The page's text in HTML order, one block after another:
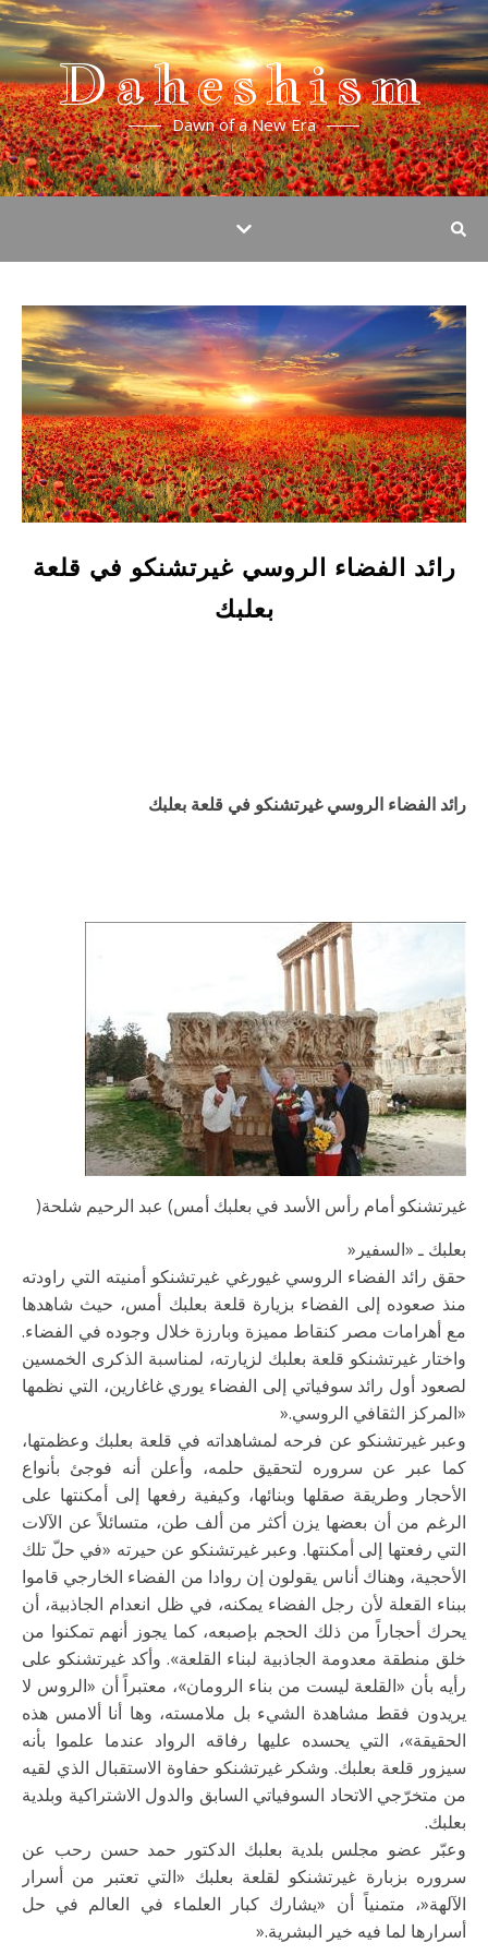
Daheshism
Dawn of a New Era
رائد الفضاء الروسي غيرتشنكو في قلعة
بعلبك
رائد الفضاء الروسي غيرتشنكو في قلعة بعلبك
غيرتشنكو أمام رأس الأسد في بعلبك أمس( عبد الرحيم شلحة)
بعلبك ـ «السفير »
حقق رائد الفضاء الروسي غيورغي غيرتشنكو أمنيته التي راودته
منذ صعوده إلى الفضاء بزيارة قلعة بعلبك أمس، حيث شاهدها
مع أهرامات مصر كنقاط مميزة وبارزة خلال وجوده في الفضاء.
واختار غيرتشنكو قلعة بعلبك لزيارته، لمناسبة الذكرى الخمسين
لصعود أول رائد سوفياتي إلى الفضاء يوري غاغارين، التي نظمها
«المركز الثقافي الروسي».
وعبر غيرتشنكو عن فرحه لمشاهداته في قلعة بعلبك وعظمتها،
كما عبر عن سروره لتحقيق حلمه، وأعلن أنه فوجئ بأنواع
الأحجار وطريقة صقلها وبنائها، وكيفية رفعها إلى أمكنتها على
الرغم من أن بعضها يزن أكثر من ألف طن، متسائلاً عن الآلات
التي رفعتها إلى أمكنتها. وعبر غيرتشنكو عن حيرته «في حلّ تلك
الأحجية، وهناك أناس يقولون إن روادا من الفضاء الخارجي قاموا
ببناء القعلة لأن رجل الفضاء يمكنه، في ظل انعدام الجاذبية، أن
يحرك أحجاراً من ذلك الحجم بإصبعه، كما يجوز أنهم تمكنوا من
خلق منطقة معدومة الجاذبية لبناء القلعة». وأكد غيرتشنكو على
رأيه بأن «القلعة ليست من بناء الرومان»، معتبراً أن «الروس لا
يريدون فقط مشاهدة الشيء بل ملامسته، وها أنا ألامس هذه
الحقيقة»، التي يحسده عليها رفاقه الرواد عندما علموا بأنه
سيزور قلعة بعلبك. وشكر غيرتشنكو حفاوة الاستقبال الذي لقيه
من متخرّجي الاتحاد السوفياتي السابق والدول الاشتراكية وبلدية
بعلبك.
وعبّر عضو مجلس بلدية بعلبك الدكتور
حمد حسن رحب عن
سروره بزبارة غيرتشنكو لقلعة بعلبك «التي تعتبر من أسرار
الآلهة»، متمنياً أن «يشارك كبار العلماء في العالم في حل
أسرارها لما فيه خير البشرية».